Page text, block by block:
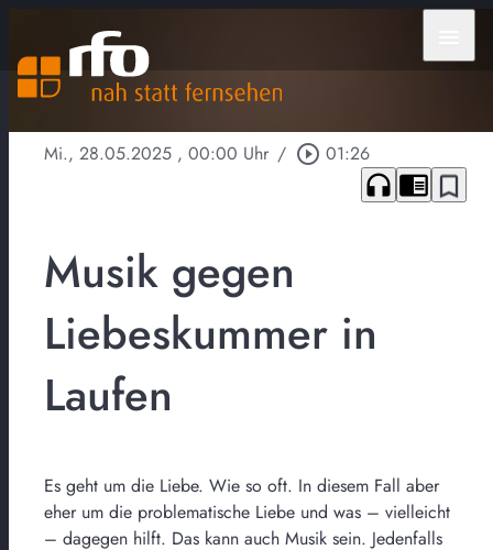
Mi., 28.05.2025 , 00:00 Uhr / play_circle_outline 01:26
headphones chrome_reader_mode bookmark_border
Musik gegen
Liebeskummer in
Laufen
Es geht um die Liebe. Wie so oft. In diesem Fall aber
eher um die problematische Liebe und was – vielleicht
– dagegen hilft. Das kann auch Musik sein. Jedenfalls